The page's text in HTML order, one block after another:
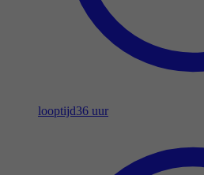
looptijd36 uur